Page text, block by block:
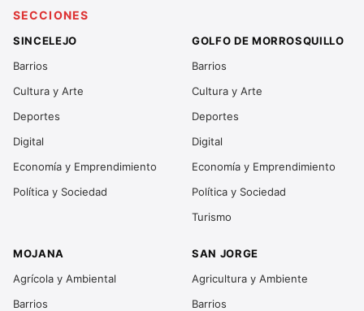
SECCIONES
SINCELEJO
Barrios
Cultura y Arte
Deportes
Digital
Economía y Emprendimiento
Política y Sociedad
GOLFO DE MORROSQUILLO
Barrios
Cultura y Arte
Deportes
Digital
Economía y Emprendimiento
Política y Sociedad
Turismo
MOJANA
Agrícola y Ambiental
Barrios
SAN JORGE
Agricultura y Ambiente
Barrios